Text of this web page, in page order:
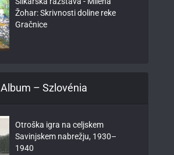
Žohar: Skrivnosti doline reke
Gračnice
Album – Szlovénia
Otroška igra na celjskem
Savinjskem nabrežju, 1930–
1940